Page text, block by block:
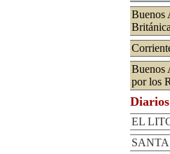
Buenos
Buenos
por los
EL
SANTA